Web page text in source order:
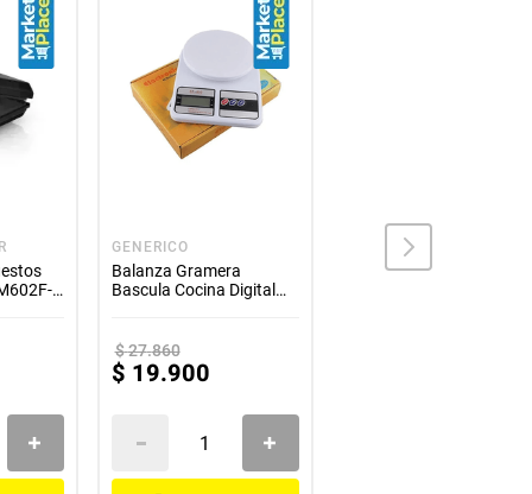
y al mismo tiempo es la opción 1
en otro color. **
adicionales ni ningún otro elemento
no por daños ocasionados por mal uso
GENERICO
Balanza Gramera
Bascula Cocina Digital
$27.860
$ 19.900
HOME ELEMENTS
Termo Bomba Home